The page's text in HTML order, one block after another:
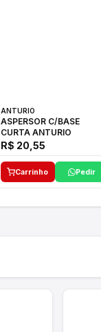
ANTURIO
ASPERSOR C/BASE
CURTA ANTURIO
R$ 20,55
Carrinho Pedir